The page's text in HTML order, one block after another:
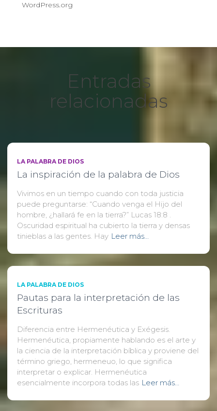
WordPress.org
Entradas
relacionadas
LA PALABRA DE DIOS
La inspiración de la palabra de Dios
Vivimos en un tiempo cuando con toda justicia
puede preguntarse: “Cuando venga el Hijo del
hombre, ¿hallará fe en la tierra?” Lucas 18:8 .
Oscuridad espiritual ha cubierto la tierra y densas
tinieblas a las gentes. Hay Leer más…
LA PALABRA DE DIOS
Pautas para la interpretación de las
Escrituras
Diferencia entre Hermenéutica y Exégesis.
Hermenéutica, propiamente hablando es el arte y
la ciencia de la interpretación bíblica y proviene del
término griego, hermeneuo, lo que significa
interpretar o explicar. Hermenéutica
esencialmente incorpora todas las Leer más…